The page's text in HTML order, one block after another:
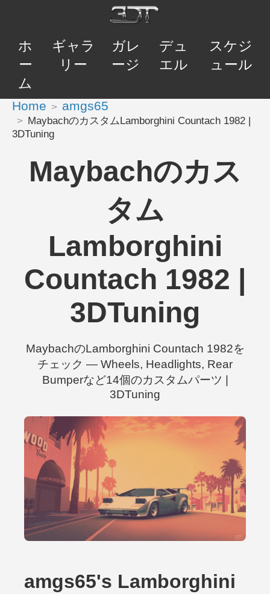
ホ
ー
ム
ギャラ
リー
ガレ
ージ
デュ
エル
スケジ
ュール
Home amgs65
MaybachのカスタムLamborghini Countach 1982 |
3DTuning
Maybachのカス
タム
Lamborghini
Countach 1982 |
3DTuning
MaybachのLamborghini Countach 1982を
チェック — Wheels, Headlights, Rear
Bumperなど14個のカスタムパーツ |
3DTuning
amgs65's Lamborghini